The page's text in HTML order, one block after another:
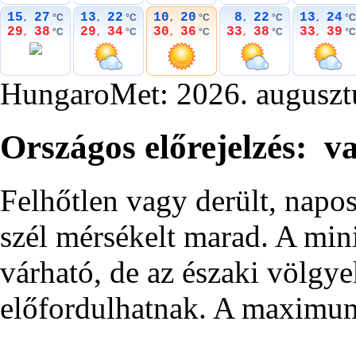
15, 27 °C
29, 38 °C
13, 22 °C
29, 34 °C
10, 20 °C
30, 36 °C
8, 22 °C
33, 38 °C
13, 24 °C
33, 39 °C
HungaroMet: 2026.
Országos előrejelzés:
Felhőtlen vagy derült,
szél mérsékelt marad. A
várható, de az északi
előfordulhatnak. A